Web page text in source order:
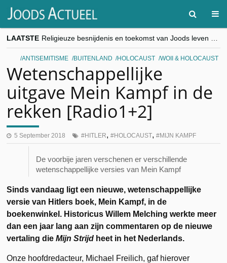
LAATSTE
“Besnijdenisdebat toont hoe moeilijk seculiere Westen minderheden begrijpt”, Jinnih Beels (Vooruit)
CITYTRIP | ROEMENIË – Boekarest: de verrassing van Oost-Europa
ANTISEMITISME BUITENLAND HOLOCAUST WOII & HOLOCAUST
Wetenschappellijke
uitgave Mein Kampf in de
rekken [Radio1+2]
5 September 2018 HITLER, HOLOCAUST, MIJN KAMPF
De voorbije jaren verschenen er verschillende
wetenschappellijke versies van Mein Kampf
Sinds vandaag ligt een nieuwe, wetenschappellijke
versie van Hitlers boek, Mein Kampf, in de
boekenwinkel. Historicus Willem Melching werkte meer
dan een jaar lang aan zijn commentaren op de nieuwe
vertaling dieMijn Strijd heet in het Nederlands.
Onze hoofdredacteur, Michael Freilich, gaf hierover